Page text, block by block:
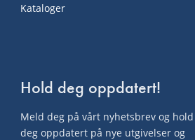
Kataloger
Hold deg oppdatert!
Meld deg på vårt nyhetsbrev og hold
deg oppdatert på nye utgivelser og